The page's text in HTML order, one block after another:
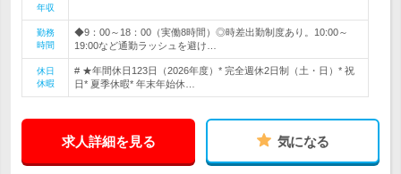
年収
勤務
時間
◆9：00～18：00（実働8時間）◎時差出勤制度あり。10:00～
19:00など通勤ラッシュを避け…
休日
休暇
# ★年間休日123日（2026年度）* 完全週休2日制（土・日）* 祝
日* 夏季休暇* 年末年始休…
求人詳細を見る 気になる